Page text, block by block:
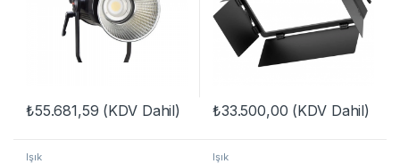
₺55.681,59 (KDV Dahil) ₺33.500,00 (KDV Dahil)
Işık Işık